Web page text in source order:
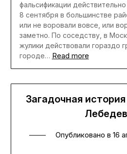
фальсификации
8 сентября в большинстве
или не воровали вовсе, или
заметно. По соседству, в
жулики действовали гораздо
городе… Read more
Загадочная
Опубликовано в 16